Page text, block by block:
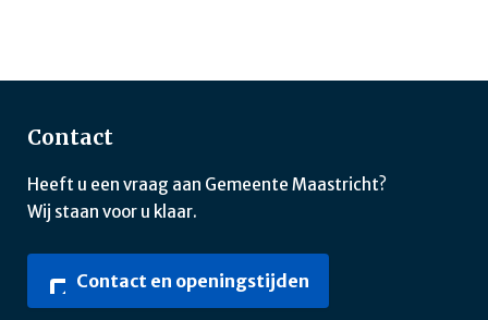
Contact
Heeft u een vraag aan Gemeente Maastricht?
Wij staan voor u klaar.
Contact en openingstijden